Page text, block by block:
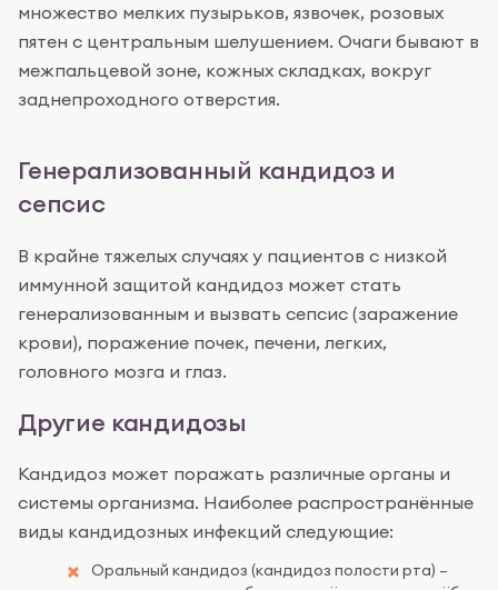
множество мелких пузырьков, язвочек, розовых
пятен с центральным шелушением. Очаги бывают в
межпальцевой зоне, кожных складках, вокруг
заднепроходного отверстия.
Генерализованный кандидоз и
сепсис
В крайне тяжелых случаях у пациентов с низкой
иммунной защитой кандидоз может стать
генерализованным и вызвать сепсис (заражение
крови), поражение почек, печени, легких,
головного мозга и глаз.
Другие кандидозы
Кандидоз может поражать различные органы и
системы организма. Наиболее распространённые
виды кандидозных инфекций следующие:
Оральный кандидоз (кандидоз полости рта) –